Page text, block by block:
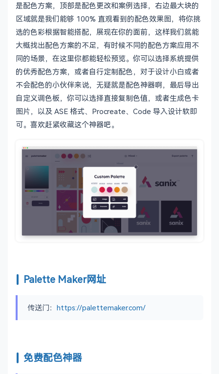
是配色方案，顶部是配色更改和案例选择，右边最大块的
区域就是我们能够 100% 直观看到的配色效果图，将你挑
选的色彩根据智能搭配，展现在你的面前，这样我们就能
大概找出配色方案的不足，有时候不同的配色方案应用不
同的场景，在这里你都能轻松预览。你可以选择系统提供
的优秀配色方案，或者自行定制配色，对于设计小白或者
不会配色的小伙伴来说，无疑就是配色神器啊，最后导出
自定义调色板，你可以选择直接复制色值，或者生成色卡
图片，以及 ASE 格式、Procreate、Code 导入设计软即
可。喜欢赶紧收藏这个神器吧。
Palette Maker网址
传送门： https://palettemaker.com/
免费配色神器